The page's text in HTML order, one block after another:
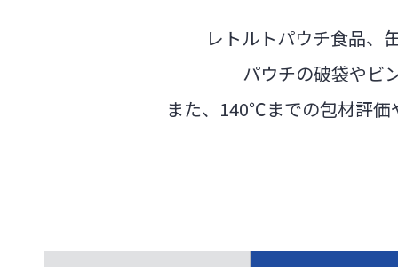
レトルトパウチ食品、
パウチの破袋やビ
また、140℃までの包材評価